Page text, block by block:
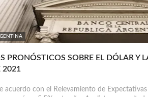
PRONÓSTICOS SOBRE EL DÓLAR Y
2021
con el Relevamiento de